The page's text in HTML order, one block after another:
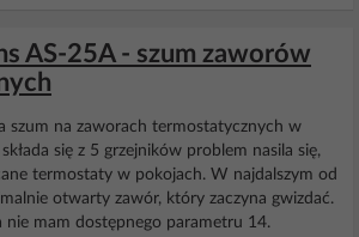
AS-25A - szum zaworów
szum na zaworach termostatycznych w
się z 5 grzejników problem nasila się,
termostaty w pokojach. W najdalszym od
otwarty zawór, który zaczyna gwizdać.
nie mam dostępnego parametru 14.